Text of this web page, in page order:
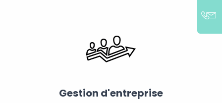
Gestion d'entreprise